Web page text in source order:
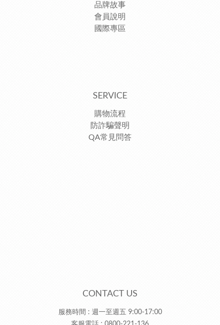
品牌故事
會員說明
國際專區
SERVICE
購物流程
防詐騙聲明
QA常見問答
CONTACT US
服務時間 : 週一至週五 9:00-17:00